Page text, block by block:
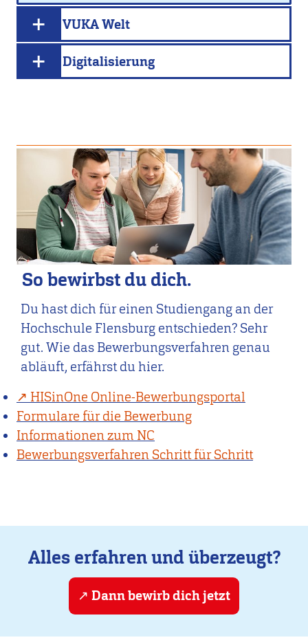
VUKA Welt
Digitalisierung
So bewirbst du dich.
Du hast dich für einen Studiengang an der
Hochschule Flensburg entschieden? Sehr
gut. Wie das Bewerbungsverfahren genau
abläuft, erfährst du hier.
HISinOne Online-Bewerbungsportal
Formulare für die Bewerbung
Informationen zum NC
Bewerbungsverfahren Schritt für Schritt
Alles erfahren und überzeugt?
Dann bewirb dich jetzt